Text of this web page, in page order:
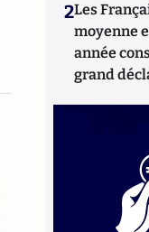
2Les
moyenne
année
grand